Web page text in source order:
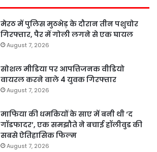
मेरठ में पुलिस मुठभेड़ के दौरान तीन पशुचोर
गिरफ्तार, पैर में गोली लगने से एक घायल
August 7, 2026
सोशल मीडिया पर आपत्तिजनक वीडियो
वायरल करने वाले 4 युवक गिरफ्तार
August 7, 2026
माफिया की धमकियों के साए में बनी थी ‘द
गॉडफादर’, एक समझौते ने बचाई हॉलीवुड की
सबसे ऐतिहासिक फिल्म
August 7, 2026